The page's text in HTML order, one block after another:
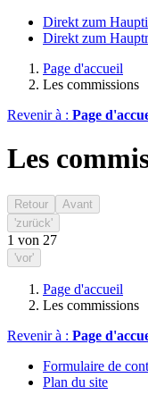
Direkt zum
Direkt zum
Page d'accueil
Les commissions
Revenir à : Page
Les
Retour
Avant
'zurück'
1 von 27
'vor'
Page d'accueil
Les commissions
Revenir à : Page
Formulaire de
Plan du site